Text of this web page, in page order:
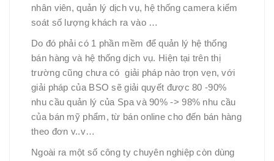
nhân viên, quản lý dịch vụ, hệ thống camera kiểm
soát số lượng khách ra vào …
Do đó phải có 1 phần mềm để quản lý hệ thống
bán hàng và hệ thống dịch vụ. Hiện tại trên thị
trường cũng chưa có giải pháp nào trọn vẹn, với
giải pháp của BSO sẽ giải quyết được 80 -90%
nhu cầu quản lý của Spa và 90% -> 98% nhu cầu
của bán mỹ phẩm, từ bán online cho đến bán hàng
theo đơn v..v…
Ngoài ra một số công ty chuyên nghiệp còn dùng